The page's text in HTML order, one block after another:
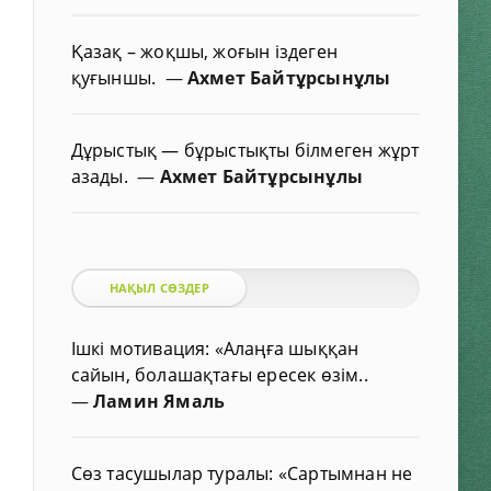
Қазақ – жоқшы, жоғын іздеген
қуғыншы. —Ахмет Байтұрсынұлы
Дұрыстық — бұрыстықты білмеген жұрт
азады.— Ахмет Байтұрсынұлы
НАҚЫЛ СӨЗДЕР
Ішкі мотивация: «Алаңға шыққан
сайын, болашақтағы ересек өзім..
—Ламин Ямаль
Сөз тасушылар туралы: «Сартымнан не